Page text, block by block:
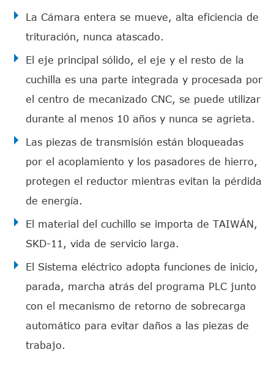
La Cámara entera se mueve, alta eficiencia de
trituración, nunca atascado.
El eje principal sólido, el eje y el resto de la
cuchilla es una parte integrada y procesada por
el centro de mecanizado CNC, se puede utilizar
durante al menos 10 años y nunca se agrieta.
Las piezas de transmisión están bloqueadas
por el acoplamiento y los pasadores de hierro,
protegen el reductor mientras evitan la pérdida
de energía.
El material del cuchillo se importa de TAIWÁN,
SKD-11, vida de servicio larga.
El Sistema eléctrico adopta funciones de inicio,
parada, marcha atrás del programa PLC junto
con el mecanismo de retorno de sobrecarga
automático para evitar daños a las piezas de
trabajo.